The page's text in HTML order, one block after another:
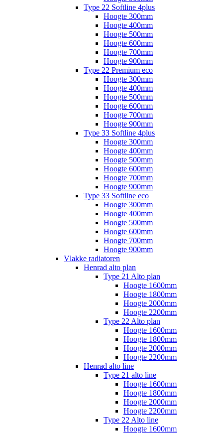
Type 22 Softline 4plus
Hoogte 300mm
Hoogte 400mm
Hoogte 500mm
Hoogte 600mm
Hoogte 700mm
Hoogte 900mm
Type 22 Premium eco
Hoogte 300mm
Hoogte 400mm
Hoogte 500mm
Hoogte 600mm
Hoogte 700mm
Hoogte 900mm
Type 33 Softline 4plus
Hoogte 300mm
Hoogte 400mm
Hoogte 500mm
Hoogte 600mm
Hoogte 700mm
Hoogte 900mm
Type 33 Softline eco
Hoogte 300mm
Hoogte 400mm
Hoogte 500mm
Hoogte 600mm
Hoogte 700mm
Hoogte 900mm
Vlakke radiatoren
Henrad alto plan
Type 21 Alto plan
Hoogte 1600mm
Hoogte 1800mm
Hoogte 2000mm
Hoogte 2200mm
Type 22 Alto plan
Hoogte 1600mm
Hoogte 1800mm
Hoogte 2000mm
Hoogte 2200mm
Henrad alto line
Type 21 alto line
Hoogte 1600mm
Hoogte 1800mm
Hoogte 2000mm
Hoogte 2200mm
Type 22 Alto line
Hoogte 1600mm